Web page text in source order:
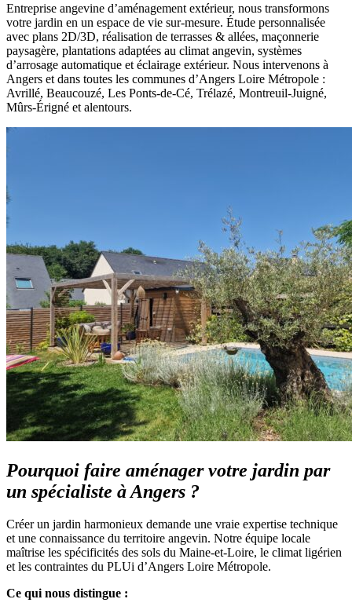
Entreprise angevine d’aménagement extérieur, nous transformons
votre jardin en un espace de vie sur-mesure. Étude personnalisée
avec plans 2D/3D, réalisation de terrasses & allées, maçonnerie
paysagère, plantations adaptées au climat angevin, systèmes
d’arrosage automatique et éclairage extérieur. Nous intervenons à
Angers et dans toutes les communes d’Angers Loire Métropole :
Avrillé, Beaucouzé, Les Ponts-de-Cé, Trélazé, Montreuil-Juigné,
Mûrs-Érigné et alentours.
Pourquoi faire aménager votre jardin par
un spécialiste à Angers ?
Créer un jardin harmonieux demande une vraie expertise technique
et une connaissance du territoire angevin. Notre équipe locale
maîtrise les spécificités des sols du Maine-et-Loire, le climat ligérien
et les contraintes du PLUi d’Angers Loire Métropole.
Ce qui nous distingue :